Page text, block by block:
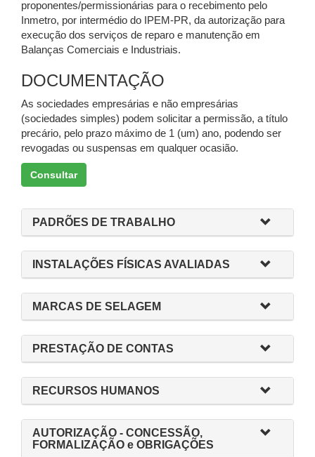
proponentes/permissionárias para o recebimento pelo
Inmetro, por intermédio do IPEM-PR, da autorização para
execução dos serviços de reparo e manutenção em
Balanças Comerciais e Industriais.
DOCUMENTAÇÃO
As sociedades empresárias e não empresárias
(sociedades simples) podem solicitar a permissão, a título
precário, pelo prazo máximo de 1 (um) ano, podendo ser
revogadas ou suspensas em qualquer ocasião.
Consultar
PADRÕES DE TRABALHO
INSTALAÇÕES FÍSICAS AVALIADAS
MARCAS DE SELAGEM
PRESTAÇÃO DE CONTAS
RECURSOS HUMANOS
AUTORIZAÇÃO - CONCESSÃO,
FORMALIZAÇÃO e OBRIGAÇÕES